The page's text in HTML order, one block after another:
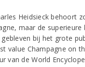
Heidsieck behoort
maar de
bij het grote
value Champagne on
van de World